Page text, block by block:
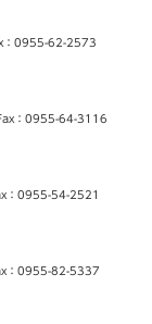
：0955-62-2573
：0955-64-3116
：0955-54-2521
：0955-82-5337